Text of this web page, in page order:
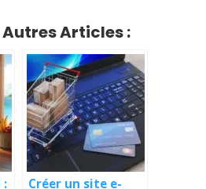
Articles :
:
Créer un site e-